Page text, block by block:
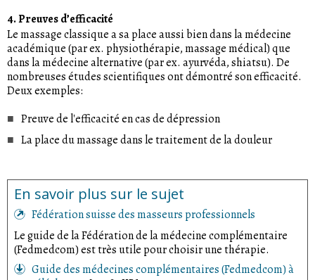
4. Preuves d’efficacité
Le massage classique a sa place aussi bien dans la médecine
académique (par ex. physiothérapie, massage médical) que
dans la médecine alternative (par ex. ayurvéda, shiatsu). De
nombreuses études scientifiques ont démontré son efficacité.
Deux exemples:
Preuve de l'efficacité en cas de dépression
La place du massage dans le traitement de la douleur
En savoir plus sur le sujet
Fédération suisse des masseurs professionnels
Le guide de la Fédération de la médecine complémentaire
(Fedmedcom) est très utile pour choisir une thérapie.
Guide des médecines complémentaires (Fedmedcom) à